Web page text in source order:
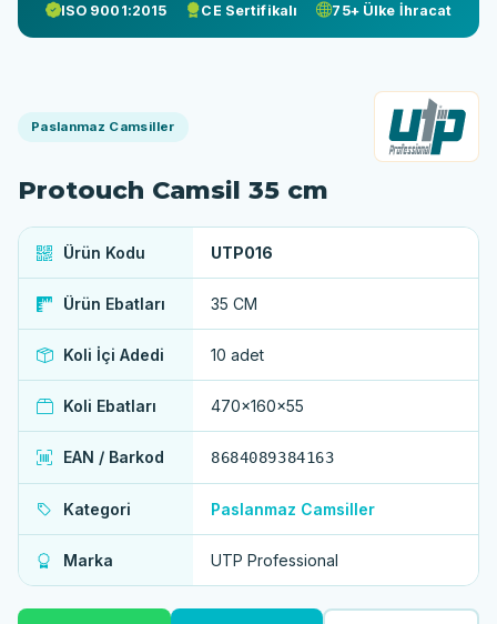
ISO 9001:2015 CE Sertifikalı 75+ Ülke İhracat
Paslanmaz Camsiller
Protouch Camsil 35 cm
Ürün Kodu UTP016
Ürün Ebatları 35 CM
Koli İçi Adedi 10 adet
Koli Ebatları 470x160x55
EAN / Barkod 8684089384163
Kategori Paslanmaz Camsiller
Marka UTP Professional